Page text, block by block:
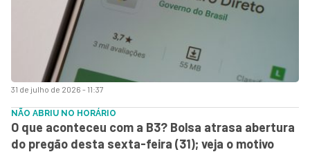
31 de julho de 2026 - 11:37
NÃO ABRIU NO HORÁRIO
O que aconteceu com a B3? Bolsa atrasa abertura
do pregão desta sexta-feira (31); veja o motivo